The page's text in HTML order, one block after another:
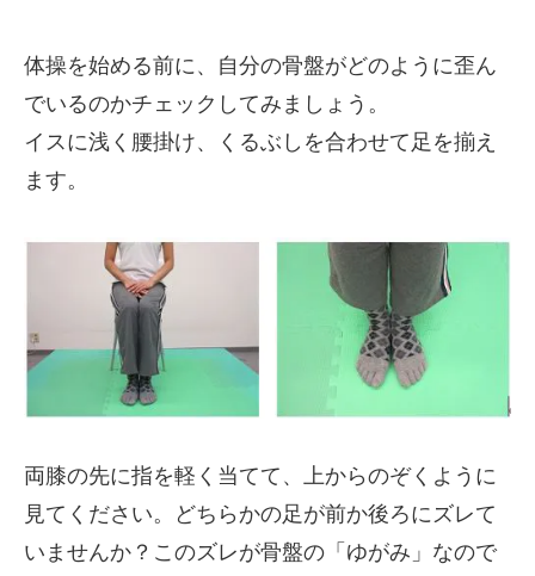
体操を始める前に、自分の骨盤がどのように歪ん
でいるのかチェックしてみましょう。
イスに浅く腰掛け、くるぶしを合わせて足を揃え
ます。
両膝の先に指を軽く当てて、上からのぞくように
見てください。どちらかの足が前か後ろにズレて
いませんか？このズレが骨盤の「ゆがみ」なので